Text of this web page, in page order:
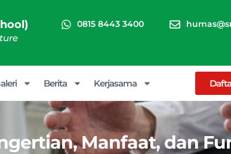
0815 8443 3400
Berita Kerjasama
Manfaat, dan